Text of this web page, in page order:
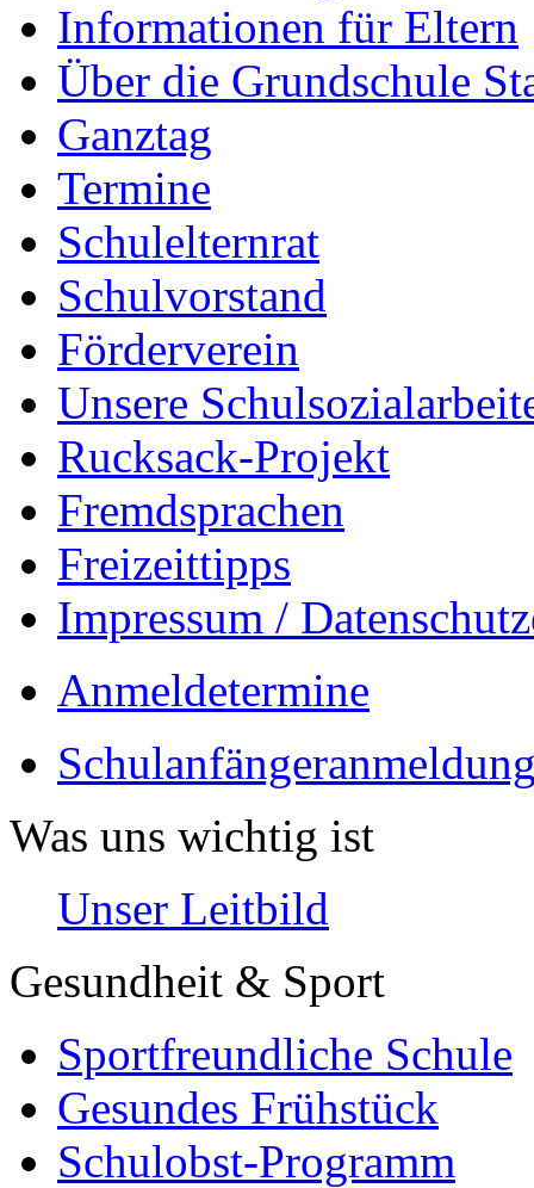
Informationen für Eltern
Über die Grundschule
Ganztag
Termine
Schulelternrat
Schulvorstand
Förderverein
Unsere
Rucksack-Projekt
Fremdsprachen
Freizeittipps
Impressum /
Anmeldetermine
Was uns wichtig ist
Unser Leitbild
Gesundheit & Sport
Sportfreundliche Schule
Gesundes Frühstück
Schulobst-Programm